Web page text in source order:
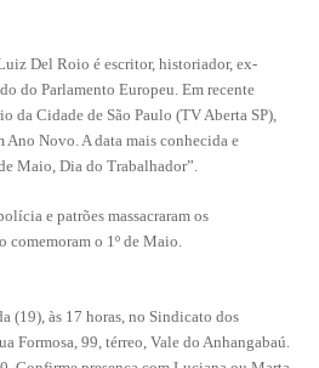
Del Roio é escritor, historiador, ex-
do Parlamento Europeu. Em recente
da Cidade de São Paulo (TV Aberta SP),
Ano Novo. A data mais conhecida e
Maio, Dia do Trabalhador”.
e patrões massacraram os
comemoram o 1º de Maio.
(19), às 17 horas, no Sindicato dos
Formosa, 99, térreo, Vale do Anhangabaú.